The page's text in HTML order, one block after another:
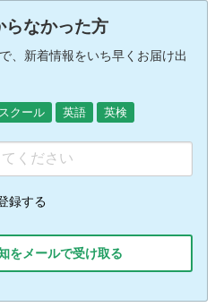
らなかった方
、新着情報をいち早くお届け出
クール 英語 英検
録する
をメールで受け取る